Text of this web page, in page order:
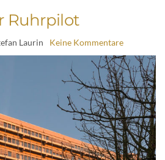
Ruhrpilot
Laurin Keine Kommentare